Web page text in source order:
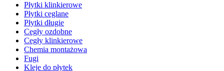
Płytki klinkierowe
Płytki ceglane
Płytki długie
Cegły ozdobne
Cegły klinkierowe
Chemia montażowa
Fugi
Kleje do płytek